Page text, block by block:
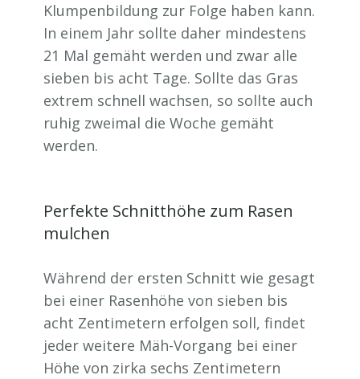
Klumpenbildung zur Folge haben kann.
In einem Jahr sollte daher mindestens
21 Mal gemäht werden und zwar alle
sieben bis acht Tage. Sollte das Gras
extrem schnell wachsen, so sollte auch
ruhig zweimal die Woche gemäht
werden.
Perfekte Schnitthöhe zum Rasen
mulchen
Während der ersten Schnitt wie gesagt
bei einer Rasenhöhe von sieben bis
acht Zentimetern erfolgen soll, findet
jeder weitere Mäh-Vorgang bei einer
Höhe von zirka sechs Zentimetern